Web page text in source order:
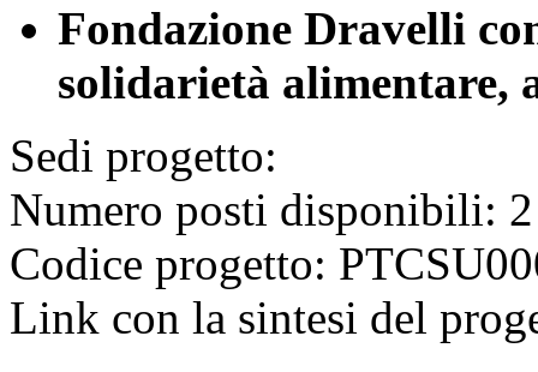
Fondazione Dravelli
solidarietà alimentare,
Sedi progetto:
Numero posti disponibili: 2
Codice progetto:
Link con la sintesi del